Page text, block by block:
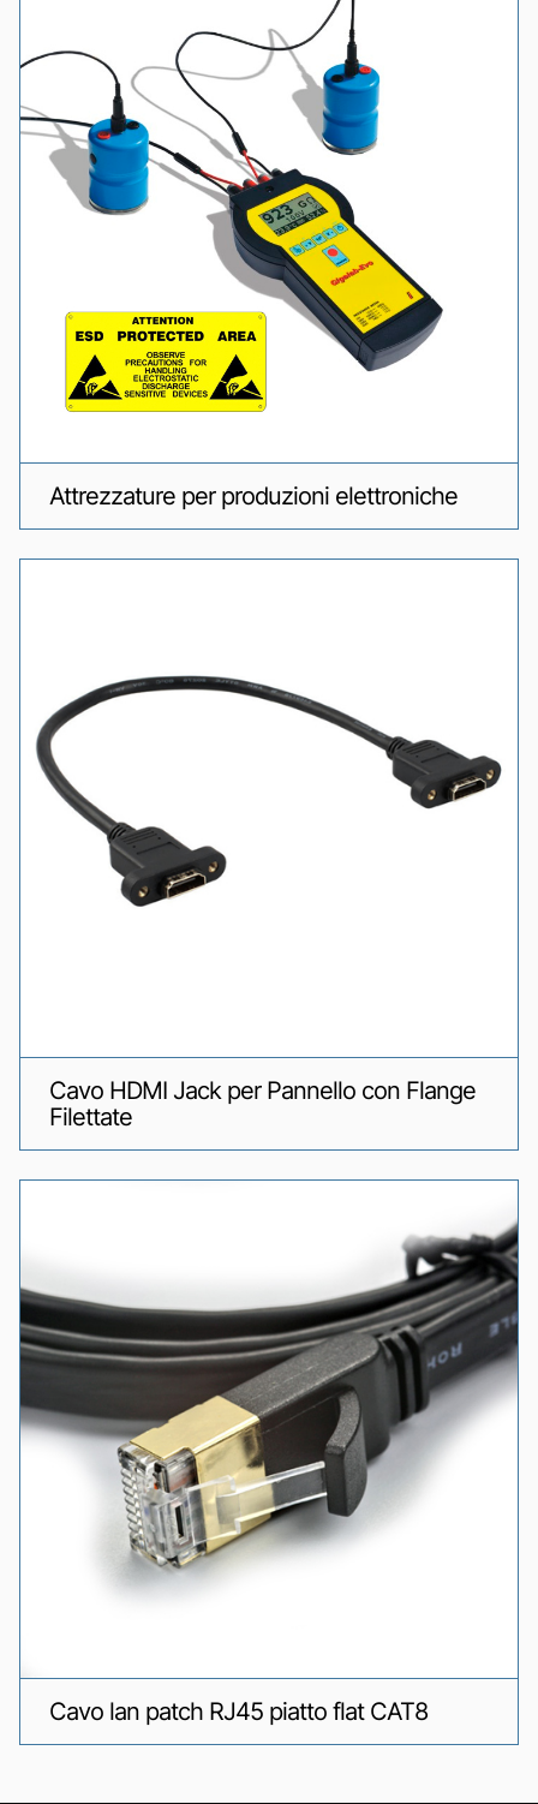
Attrezzature per produzioni elettroniche
Cavo HDMI Jack per Pannello con Flange
Filettate
Cavo lan patch RJ45 piatto flat CAT8